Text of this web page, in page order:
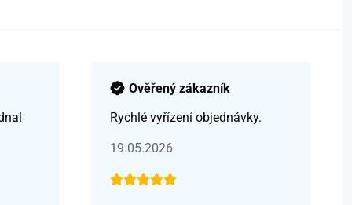
Ověřený zákazník
Rychlé vyřízení objednávky.
19.05.2026